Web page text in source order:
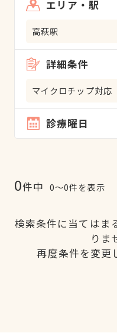
エリア・駅
高萩駅
詳細条件
マイクロチップ対応
診療曜日
0件中 0〜0件を表示
検索条件に当てはま
りま
再度条件を変更